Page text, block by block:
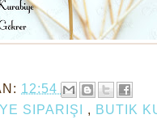
12:54
SIPARIŞI , BUTIK